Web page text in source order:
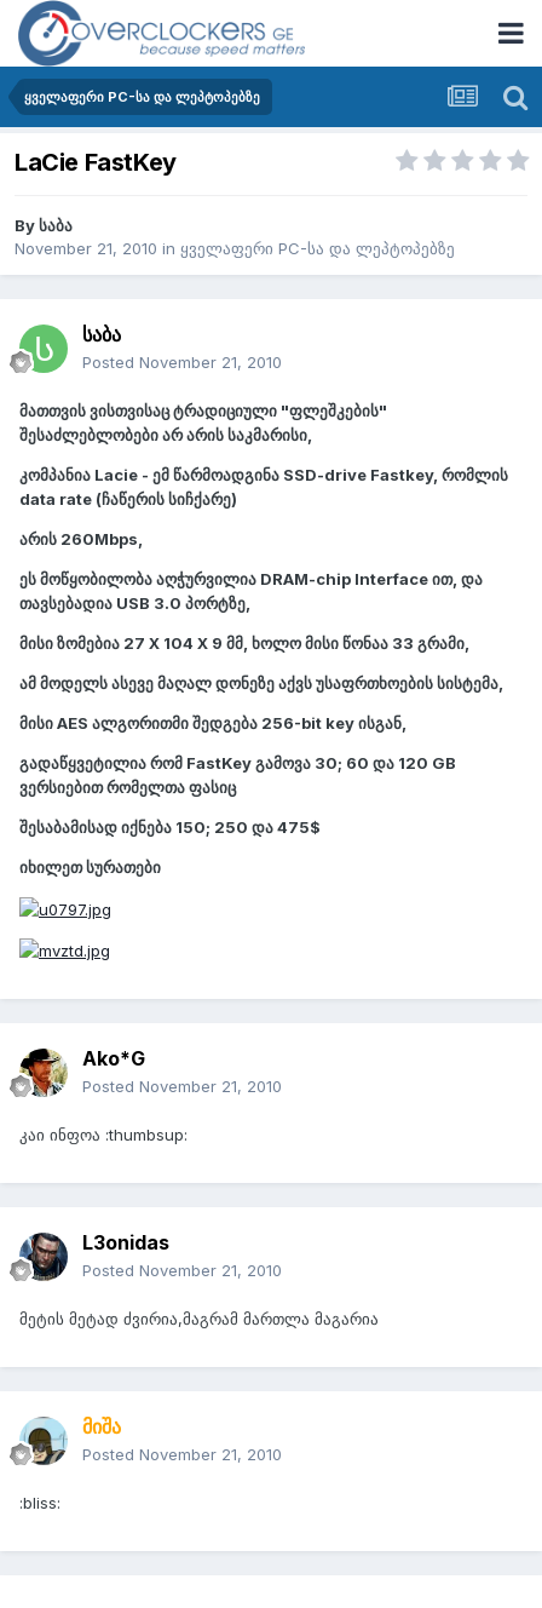
ყველაფერი PC-სა და ლეპტოპებზე
LaCie FastKey
Byსაბა
November 21, 2010 in ყველაფერი PC-სა და ლეპტოპებზე
საბა
Posted November 21, 2010
მათთვის ვისთვისაც ტრადიციული "ფლეშკების"
შესაძლებლობები არ არის საკმარისი,
კომპანია Lacie - ემ წარმოადგინა SSD-drive Fastkey, რომლის
data rate (ჩაწერის სიჩქარე)
არის 260Mbps,
ეს მოწყობილობა აღჭურვილია DRAM-chip Interface ით, და
თავსებადია USB 3.0 პორტზე,
მისი ზომებია 27 X 104 X 9 მმ, ხოლო მისი წონაა 33 გრამი,
ამ მოდელს ასევე მაღალ დონეზე აქვს უსაფრთხოების სისტემა,
მისი AES ალგორითმი შედგება 256-bit key ისგან,
გადაწყვეტილია რომ FastKey გამოვა 30; 60 და 120 GB
ვერსიებით რომელთა ფასიც
შესაბამისად იქნება 150; 250 და 475$
იხილეთ სურათები
Ako*G
Posted November 21, 2010
კაი ინფოა :thumbsup:
L3onidas
Posted November 21, 2010
მეტის მეტად ძვირია,მაგრამ მართლა მაგარია
მიშა
Posted November 21, 2010
:bliss: